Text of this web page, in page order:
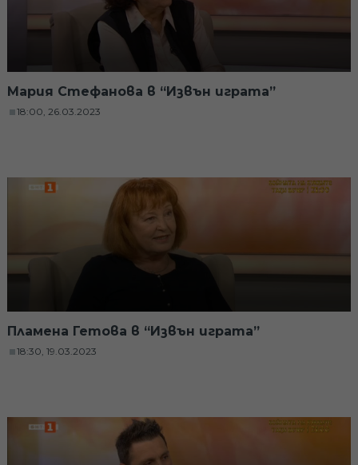
Мария Стефанова в “Извън играта”
18:00, 26.03.2023
Пламена Гетова в “Извън играта”
18:30, 19.03.2023